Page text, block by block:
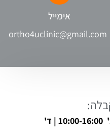
אימייל
ortho4uclinic@gmail.com
ימים א', ה' 13:00-19:00 | ב' 10:00-16:00 | ד'